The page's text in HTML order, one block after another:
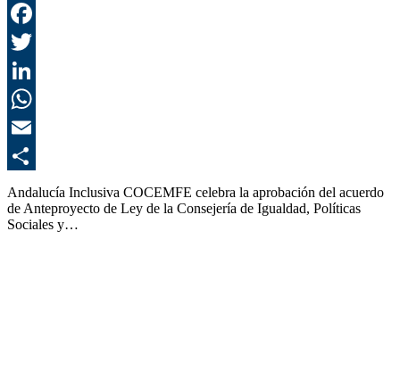
Andalucía Inclusiva COCEMFE celebra la aprobación del acuerdo
de Anteproyecto de Ley de la Consejería de Igualdad, Políticas
Sociales y…